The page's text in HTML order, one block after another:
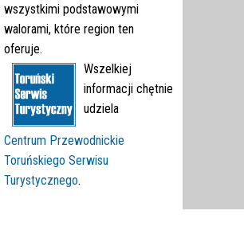
wszystkimi podstawowymi
walorami, które region ten
oferuje.
Wszelkiej
informacji chętnie
udziela
Centrum Przewodnickie
Toruńskiego Serwisu
Turystycznego.